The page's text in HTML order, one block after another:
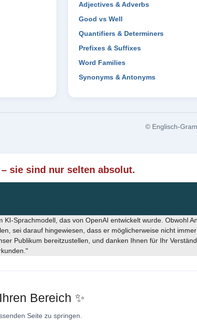
Adjectives & Adverbs
Good vs Well
Quantifiers & Determiners
Prefixes & Suffixes
Word Families
Synonyms & Antonyms
© Englisch-
sie sind nur selten absolut.
Sprachmodell, das von OpenAI entwickelt wurde. Obwohl
sei darauf hingewiesen, dass er möglicherweise nicht
Publikum bereitzustellen, und danken Ihnen für Ihr
Bereich ✨
Seite zu springen.